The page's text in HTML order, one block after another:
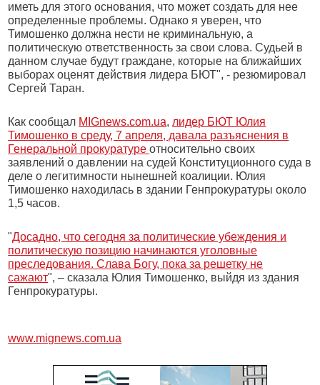
иметь для этого основания, что может создать для нее
определенные проблемы. Однако я уверен, что
Тимошенко должна нести не криминальную, а
политическую ответственность за свои слова. Судьей в
данном случае будут граждане, которые на ближайших
выборах оценят действия лидера БЮТ", - резюмировал
Сергей Таран.
Как сообщал MIGnews.com.ua, лидер БЮТ Юлия
Тимошенко в среду, 7 апреля, давала разъяснения в
Генеральной прокуратуреотносительно своих
заявлений о давлении на судей Конституционного суда в
деле о легитимности нынешней коалиции. Юлия
Тимошенко находилась в здании Генпрокуратуры около
1,5 часов.
"Досадно, что сегодня за политические убеждения и
политическую позицию начинаются уголовные
преследования. Слава Богу, пока за решетку не
сажают", – сказала Юлия Тимошенко, выйдя из здания
Генпрокуратуры.
www.mignews.com.ua